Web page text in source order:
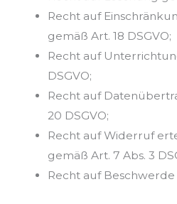
Recht auf
gemäß Art. 18 DSGVO;
Recht auf
DSGVO;
Recht auf
20 DSGVO;
Recht auf Widerruf
gemäß Art. 7 Abs. 3
Recht auf